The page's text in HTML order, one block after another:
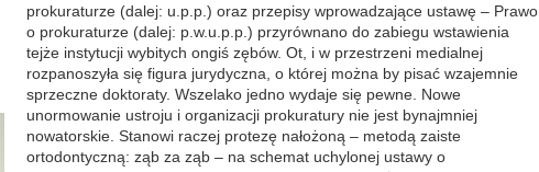
prokuraturze (dalej: u.p.p.) oraz przepisy wprowadzające ustawę – Prawo
o prokuraturze (dalej: p.w.u.p.p.) przyrównano do zabiegu wstawienia
tejże instytucji wybitych ongiś zębów. Ot, i w przestrzeni medialnej
rozpanoszyła się figura jurydyczna, o której można by pisać wzajemnie
sprzeczne doktoraty. Wszelako jedno wydaje się pewne. Nowe
unormowanie ustroju i organizacji prokuratury nie jest bynajmniej
nowatorskie. Stanowi raczej protezę nałożoną – metodą zaiste
ortodontyczną: ząb za ząb – na schemat uchylonej ustawy o